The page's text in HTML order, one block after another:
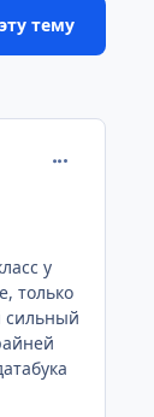
тему
у
только
сильный